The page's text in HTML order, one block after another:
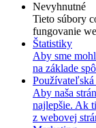
Nevyhnutné
Tieto súbory
fungovanie
Štatistiky
Aby sme
na základe
Aby naša
najlepšie. Ak
z webovej